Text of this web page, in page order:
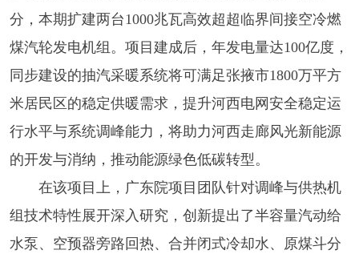
分，本期扩建两台1000兆瓦高效超超临界间接空冷燃
煤汽轮发电机组。项目建成后，年发电量达100亿度，
同步建设的抽汽采暖系统将可满足张掖市1800万平方
米居民区的稳定供暖需求，提升河西电网安全稳定运
行水平与系统调峰能力，将助力河西走廊风光新能源
的开发与消纳，推动能源绿色低碳转型。
在该项目上，广东院项目团队针对调峰与供热机
组技术特性展开深入研究，创新提出了半容量汽动给
水泵、空预器旁路回热、合并闭式冷却水、原煤斗分